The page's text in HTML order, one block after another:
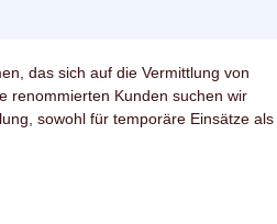
das sich auf die Vermittlung von
renommierten Kunden suchen wir
sowohl für temporäre Einsätze als